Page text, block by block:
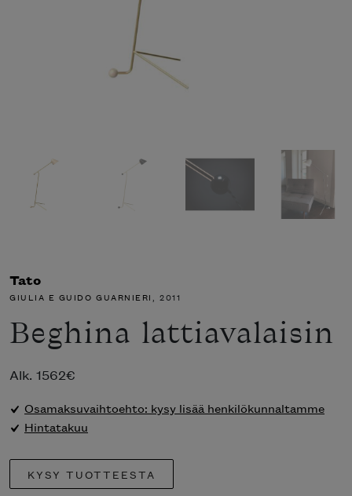
Tato
GIULIA E GUIDO GUARNIERI, 2011
Beghina lattiavalaisin
Alk. 1562€
Osamaksuvaihtoehto: kysy lisää henkilökunnaltamme
Hintatakuu
KYSY TUOTTEESTA